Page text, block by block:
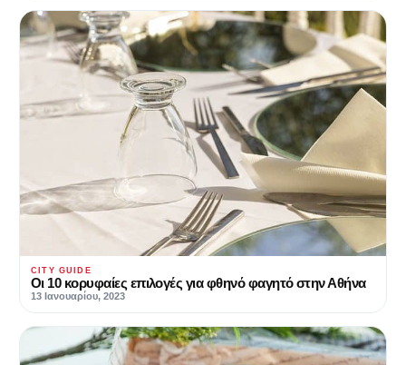
CITY GUIDE
Οι 10 κορυφαίες επιλογές για φθηνό φαγητό στην Αθήνα
13 Ιανουαρίου, 2023